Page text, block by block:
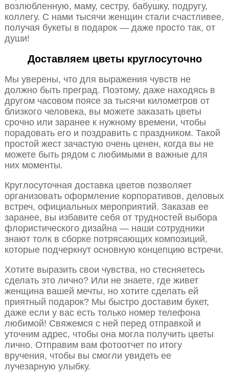
возлюбленную, маму, сестру, бабушку, подругу,
коллегу. С нами тысячи женщин стали счастливее,
получая букеты в подарок — даже просто так, от
души!
Доставляем цветы круглосуточно
Мы уверены, что для выражения чувств не
должно быть преград. Поэтому, даже находясь в
другом часовом поясе за тысячи километров от
близкого человека, вы можете заказать цветы
срочно или заранее к нужному времени, чтобы
порадовать его и поздравить с праздником. Такой
простой жест зачастую очень ценен, когда вы не
можете быть рядом с любимыми в важные для
них моменты.
Круглосуточная доставка цветов позволяет
организовать оформление корпоративов, деловых
встреч, официальных мероприятий. Заказав ее
заранее, вы избавите себя от трудностей выбора
флористического дизайна — наши сотрудники
знают толк в сборке потрясающих композиций,
которые подчеркнут основную концепцию встречи.
Хотите выразить свои чувства, но стесняетесь
сделать это лично? Или не знаете, где живет
женщина вашей мечты, но хотите сделать ей
приятный подарок? Мы быстро доставим букет,
даже если у вас есть только номер телефона
любимой! Свяжемся с ней перед отправкой и
уточним адрес, чтобы она могла получить цветы
лично. Отправим вам фотоотчет по итогу
вручения, чтобы вы смогли увидеть ее
лучезарную улыбку.